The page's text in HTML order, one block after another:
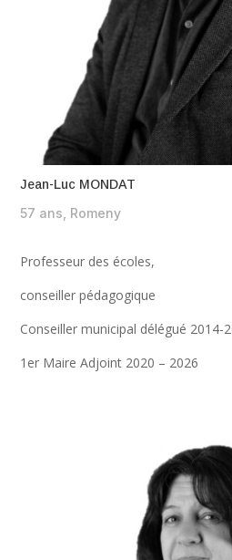
Jean-Luc MONDAT
57 ans, Romeny
Professeur des écoles,
conseiller pédagogique
Conseiller municipal délégué 2014-
1er Maire Adjoint 2020 – 2026